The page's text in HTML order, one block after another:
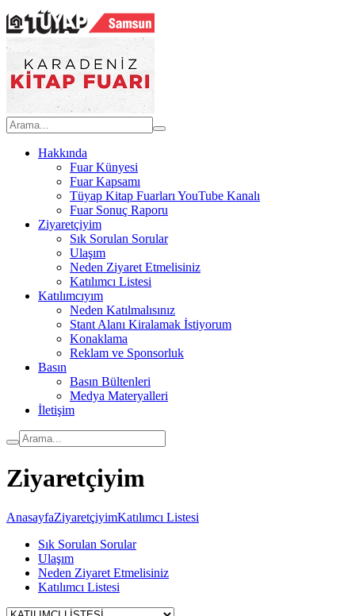
Hakkında
Fuar Künyesi
Fuar Kapsamı
Tüyap Kitap Fuarları YouTube Kanalı
Fuar Sonuç Raporu
Ziyaretçiyim
Sık Sorulan Sorular
Ulaşım
Neden Ziyaret Etmelisiniz
Katılımcı Listesi
Katılımcıyım
Neden Katılmalısınız
Stant Alanı Kiralamak İstiyorum
Konaklama
Reklam ve Sponsorluk
Basın
Basın Bültenleri
Medya Materyalleri
İletişim
Ziyaretçiyim
AnasayfaZiyaretçiyimKatılımcı Listesi
Sık Sorulan Sorular
Ulaşım
Neden Ziyaret Etmelisiniz
Katılımcı Listesi